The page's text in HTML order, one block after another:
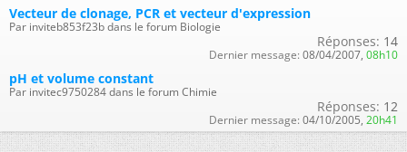
Vecteur de clonage, PCR et vecteur d'expression
Par inviteb853f23b dans le forum Biologie
Réponses: 14
Dernier message: 08/04/2007, 08h10
pH et volume constant
Par invitec9750284 dans le forum Chimie
Réponses: 12
Dernier message: 04/10/2005, 20h41